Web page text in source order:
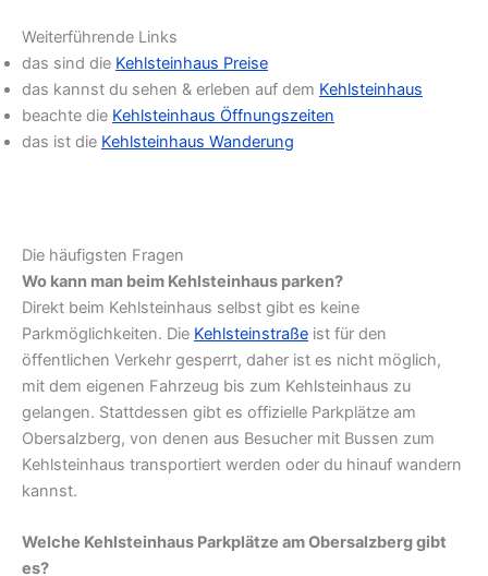
Weiterführende Links
das sind die Kehlsteinhaus Preise
das kannst du sehen & erleben auf dem Kehlsteinhaus
beachte die Kehlsteinhaus Öffnungszeiten
das ist die Kehlsteinhaus Wanderung
Die häufigsten Fragen
Wo kann man beim Kehlsteinhaus parken?
Direkt beim Kehlsteinhaus selbst gibt es keine
Parkmöglichkeiten. Die Kehlsteinstraße ist für den
öffentlichen Verkehr gesperrt, daher ist es nicht möglich,
mit dem eigenen Fahrzeug bis zum Kehlsteinhaus zu
gelangen. Stattdessen gibt es offizielle Parkplätze am
Obersalzberg, von denen aus Besucher mit Bussen zum
Kehlsteinhaus transportiert werden oder du hinauf wandern
kannst.
Welche Kehlsteinhaus Parkplätze am Obersalzberg gibt
es?